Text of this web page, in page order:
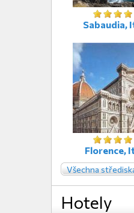
Sabaudia,
Florence,
Všechna
Hotely